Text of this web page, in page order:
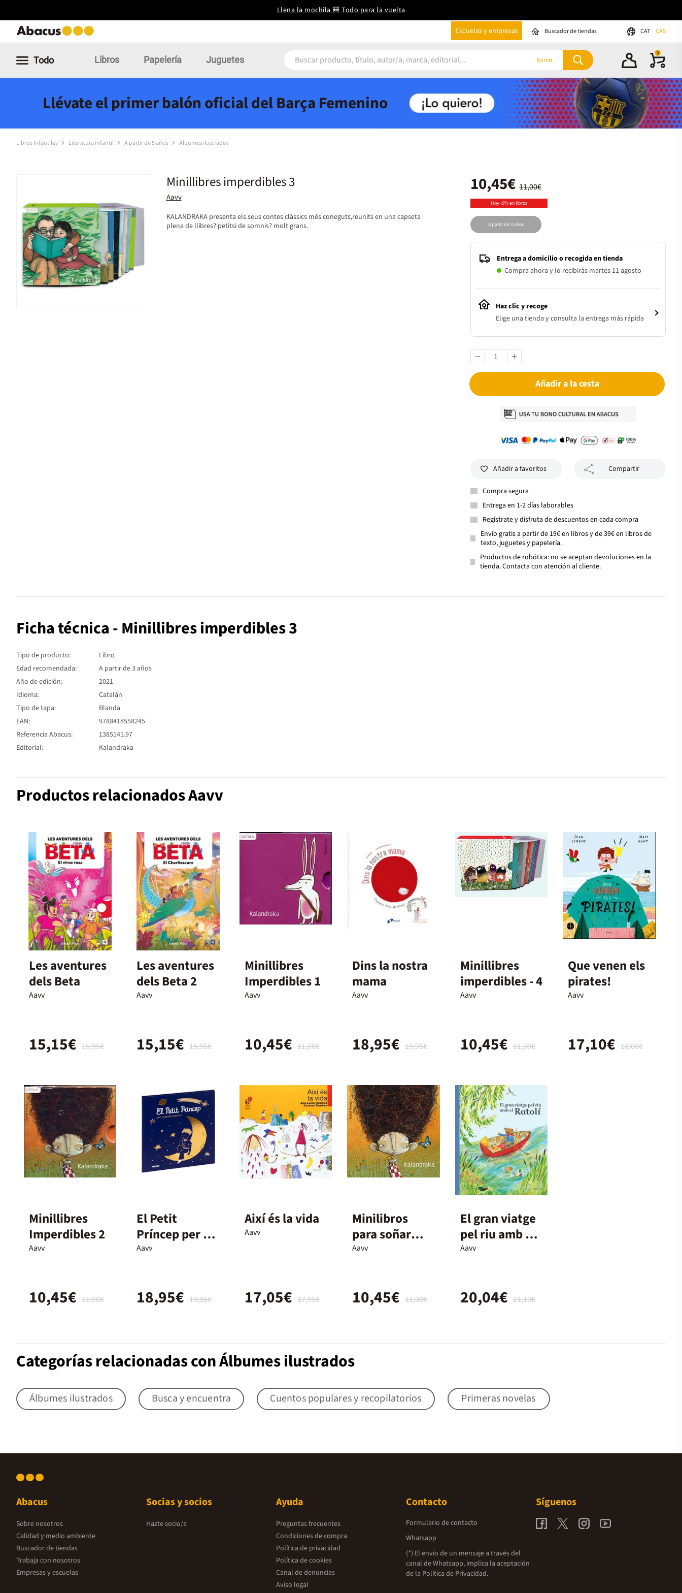
Llena la mochila 🎒 Todo para la vuelta
Escuelas y empresas Buscador de tiendas CAT CAS
Todo Libros Papelería Juguetes Borrar
0
Llévate el primer balón oficial del Barça Femenino
Libros Infantiles Literatura infantil A partir de 5 años Álbumes ilustrados
Minillibres imperdibles 3
Aavv
KALANDRAKA presenta els seus contes clàssics més coneguts,reunits en una capseta
plena de llibres? petitsi de somnis? molt grans.
11,00€
10,45€
Hoy -5% en libros
A partir de 3 años
Entrega a domicilio o recogida en tienda
Compra ahora y lo recibirás martes 11 agosto
Haz clic y recoge
Elige una tienda y consulta la entrega más rápida
Añadir a la cesta
Añadir a favoritos Compartir
Compra segura
Entrega en 1-2 días laborables
Regístrate y disfruta de descuentos en cada compra
Envío gratis a partir de 19€ en libros y de 39€ en libros de
texto, juguetes y papelería.
Productos de robótica: no se aceptan devoluciones en la
tienda. Contacta con atención al cliente.
Ficha técnica - Minillibres imperdibles 3
Tipo de producto:
Libro
Edad recomendada:
A partir de 3 años
Año de edición:
2021
Idioma:
Catalán
Tipo de tapa:
Blanda
EAN:
9788418558245
Referencia Abacus:
1385141.97
Editorial:
Kalandraka
Productos relacionados Aavv
Les aventures
dels Beta
Aavv
15,95€
15,15€
Les aventures
dels Beta 2
Aavv
15,95€
15,15€
Minillibres
Imperdibles 1
Aavv
11,00€
10,45€
Dins la nostra
mama
Aavv
19,95€
18,95€
Minillibres
imperdibles - 4
Aavv
11,00€
10,45€
Que venen els
pirates!
Aavv
18,00€
17,10€
Minillibres
Imperdibles 2
Aavv
11,00€
10,45€
El Petit
Príncep per a
petits lectors.
Aavv
19,95€
18,95€
Així és la vida
Aavv
17,95€
17,05€
Minilibros
para soñar
imperdibles 2
Aavv
11,00€
10,45€
El gran viatge
pel riu amb el
Ratolí
Aavv
21,10€
20,04€
Categorías relacionadas con Álbumes ilustrados
Álbumes ilustrados Busca y encuentra Cuentos populares y recopilatorios Primeras novelas
Abacus
Sobre nosotros
Calidad y medio ambiente
Buscador de tiendas
Trabaja con nosotros
Empresas y escuelas
Socias y socios
Hazte socio/a
Ayuda
Preguntas frecuentes
Condiciones de compra
Política de privacidad
Política de cookies
Canal de denuncias
Aviso legal
Contacto
Formulario de contacto
Whatsapp
(*) El envío de un mensaje a través del
canal de Whatsapp, implica la aceptación
de la Política de Privacidad.
Síguenos